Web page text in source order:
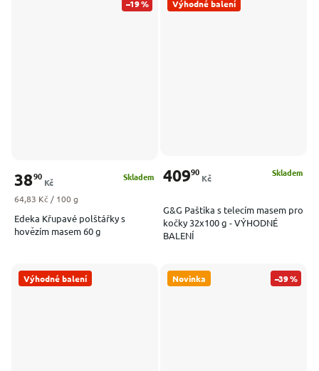
–19 %
Edeka Křupavé polštářky s
hovězím masem 60 g
Skladem
3890
Kč
Měrná cena:
64,83 Kč / 100 g
Výhodné balení
G&G Paštika s telecím masem pro
kočky 32x100 g - VÝHODNÉ
BALENÍ
Skladem
40990
Kč
Výhodné balení Novinka –39 %